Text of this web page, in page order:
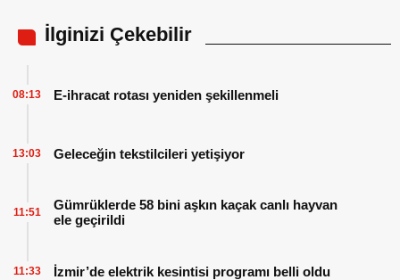
İlginizi Çekebilir
E-ihracat rotası yeniden şekillenmeli
08:13
Geleceğin tekstilcileri yetişiyor
13:03
Gümrüklerde 58 bini aşkın kaçak canlı hayvan
ele geçirildi
11:51
İzmir’de elektrik kesintisi programı belli oldu
11:33